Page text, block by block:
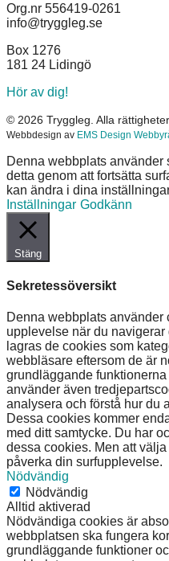
Org.nr 556419-0261
info@tryggleg.se
Box 1276
181 24 Lidingö
Hör av dig!
© 2026 Tryggleg. Alla
Webbdesign av EMS Design
Denna webbplats
detta genom att fortsätta
kan ändra i dina
Inställningar Godkänn
Stäng
Sekretessöversikt
Denna webbplats använder
upplevelse när du
lagras de cookies som
webbläsare eftersom de är
grundläggande
använder även
analysera och förstå hur du
Dessa cookies kommer
med ditt samtycke. Du har
dessa cookies. Men att
påverka din surfupplevelse.
Nödvändig
Nödvändig
Alltid aktiverad
Nödvändiga cookies är
webbplatsen ska fungera
grundläggande funktioner